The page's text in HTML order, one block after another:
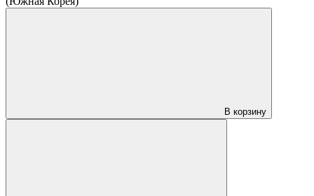
В корзину